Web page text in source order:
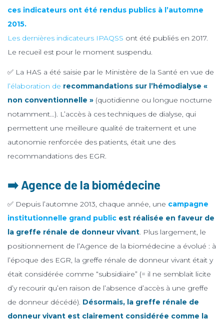
ces indicateurs ont été rendus publics à l’automne
2015.
Les dernières indicateurs IPAQSS ont été publiés en 2017.
Le recueil est pour le moment suspendu.
✅ La HAS a été saisie par le Ministère de la Santé en vue de
l’élaboration de recommandations sur l’hémodialyse «
non conventionnelle » (quotidienne ou longue nocturne
notamment…). L’accès à ces techniques de dialyse, qui
permettent une meilleure qualité de traitement et une
autonomie renforcée des patients, était une des
recommandations des EGR.
➡️ Agence de la biomédecine
✅ Depuis l’automne 2013, chaque année, une campagne
institutionnelle grand public est réalisée en faveur de
la greffe rénale de donneur vivant. Plus largement, le
positionnement de l’Agence de la biomédecine a évolué : à
l’époque des EGR, la greffe rénale de donneur vivant était y
était considérée comme “subsidiaire” (= il ne semblait licite
d’y recourir qu’en raison de l’absence d’accès à une greffe
de donneur décédé). Désormais, la greffe rénale de
donneur vivant est clairement considérée comme la